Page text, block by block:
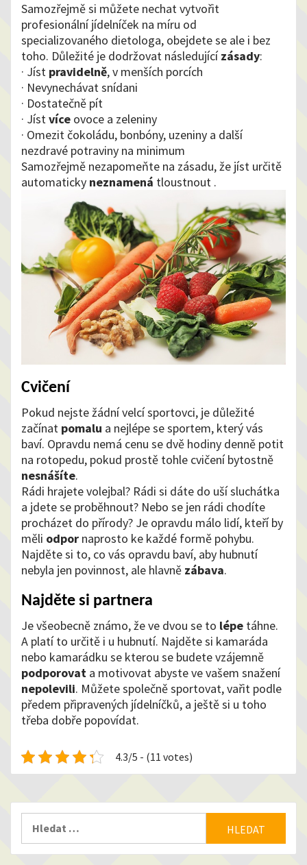
Samozřejmě si můžete nechat vytvořit
profesionální jídelníček na míru od
specializovaného dietologa, obejdete se ale i bez
toho. Důležité je dodržovat následujícízásady:
· Jíst pravidelně, v menších porcích
· Nevynechávat snídani
· Dostatečně pít
· Jístvíce ovoce a zeleniny
· Omezit čokoládu, bonbóny, uzeniny a další
nezdravé potraviny na minimum
Samozřejmě nezapomeňte na zásadu, že jíst určitě
automaticky neznamená tloustnout .
Cvičení
Pokud nejste žádní velcí sportovci, je důležité
začínat pomalu a nejlépe se sportem, který vás
baví. Opravdu nemá cenu se dvě hodiny denně potit
na rotopedu, pokud prostě tohle cvičení bytostně
nesnášíte.
Rádi hrajete volejbal? Rádi si dáte do uší sluchátka
a jdete se proběhnout? Nebo se jen rádi chodíte
procházet do přírody? Je opravdu málo lidí, kteří by
měli odpor naprosto ke každé formě pohybu.
Najděte si to, co vás opravdu baví, aby hubnutí
nebyla jen povinnost, ale hlavně zábava.
Najděte si partnera
Je všeobecně známo, že ve dvou se to lépe táhne.
A platí to určitě i u hubnutí. Najděte si kamaráda
nebo kamarádku se kterou se budete vzájemně
podporovat a motivovat abyste ve vašem snažení
nepolevili. Můžete společně sportovat, vařit podle
předem připravených jídelníčků, a ještě si u toho
třeba dobře popovídat.
4.3/5 - (11 votes)